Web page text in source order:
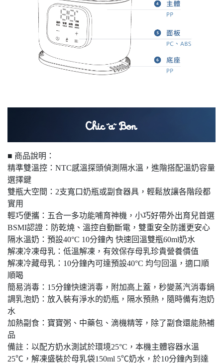
■ 商品說明：
精準雙溫控：NTC感溫探頭偵測隔水溫，進階搭配溫奶容量
選擇鍵
雙瓶大空間：2支寬口奶瓶或副食器具，輕鬆放讓各階段都
實用
輕巧便攜：五合一多功能哺育神機，小巧好帶外出育兒首選
BSMI認證：防乾燒、溫控自動斷電，雙重安全防護更安心
隔水溫奶：預設40°C 10分鐘內 快速回溫雙瓶60ml奶水
解凍冷凍母乳：低溫解凍，有效保存母乳珍貴營養價值
解凍冷藏母乳：10分鐘內可達預設40°C 均勻回溫，適口順
順喝
簡易消毒：15分鐘快速消毒，附加高上蓋，秒變蒸汽消毒鍋
調乳泡奶：放入裝有淨水的奶瓶，隔水預熱，隨時備有泡奶
水
加熱副食：寶寶粥、中藥包、滴機精等，除了副食還能熱補
品
備註：以配方奶水測試於環境25°C，本機主體容器水溫
25℃，解凍盛裝於母乳袋150ml 5℃奶水，於10分鐘內到達